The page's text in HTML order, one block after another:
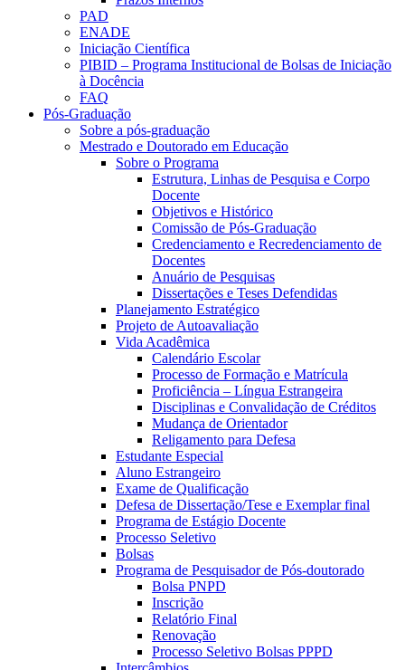
PAD
ENADE
Iniciação Científica
PIBID – Programa Institucional de Bolsas de Iniciação
à Docência
FAQ
Pós-Graduação
Sobre a pós-graduação
Mestrado e Doutorado em Educação
Sobre o Programa
Estrutura, Linhas de Pesquisa e Corpo
Docente
Objetivos e Histórico
Comissão de Pós-Graduação
Credenciamento e Recredenciamento de
Docentes
Anuário de Pesquisas
Dissertações e Teses Defendidas
Planejamento Estratégico
Projeto de Autoavaliação
Vida Acadêmica
Calendário Escolar
Processo de Formação e Matrícula
Proficiência – Língua Estrangeira
Disciplinas e Convalidação de Créditos
Mudança de Orientador
Religamento para Defesa
Estudante Especial
Aluno Estrangeiro
Exame de Qualificação
Defesa de Dissertação/Tese e Exemplar final
Programa de Estágio Docente
Processo Seletivo
Bolsas
Programa de Pesquisador de Pós-doutorado
Bolsa PNPD
Inscrição
Relatório Final
Renovação
Processo Seletivo Bolsas PPPD